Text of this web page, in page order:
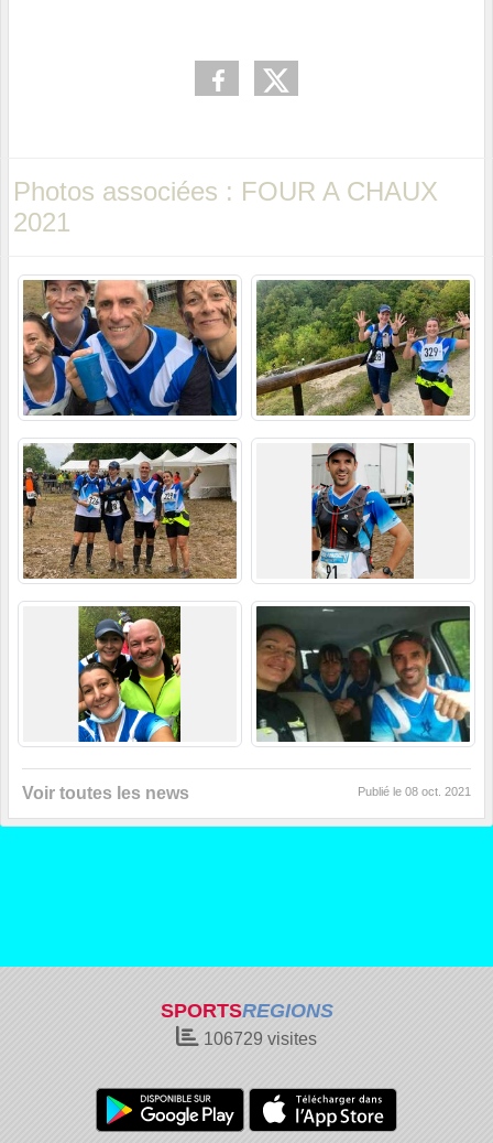
Photos associées : FOUR A CHAUX
2021
Voir toutes les news Publié le 08 oct. 2021
SPORTSREGIONS
106729 visites